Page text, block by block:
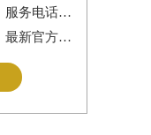
成都卡地亚官方售后服务中心｜服务电话及全部地址权威信息公告（2026年7月最新）
成都卡地亚官方售后服务中心｜最新官方电话和维修地址权威信息通告（2026年7月最新）